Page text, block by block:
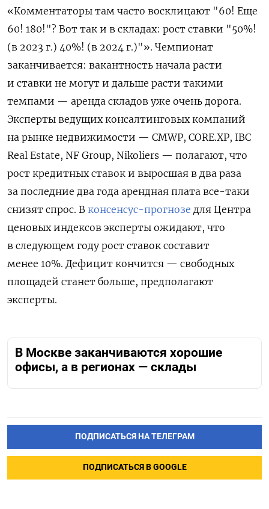
«Комментаторы там часто восклицают "60! Еще
60! 180!"? Вот так и в складах: рост ставки "50%!
(в 2023 г.) 40%! (в 2024 г.)"». Чемпионат
заканчивается: вакантность начала расти
и ставки не могут и дальше расти такими
темпами — аренда складов уже очень дорога.
Эксперты ведущих консалтинговых компаний
на рынке недвижимости — CMWP, CORE.XP, IBC
Real Estate, NF Group, Nikoliers — полагают, что
рост кредитных ставок и выросшая в два раза
за последние два года арендная плата все-таки
снизят спрос. В консенсус-прогнозе для Центра
ценовых индексов эксперты ожидают, что
в следующем году рост ставок составит
менее 10%. Дефицит кончится — свободных
площадей станет больше, предполагают
эксперты.
В Москве заканчиваются хорошие
офисы, а в регионах — склады
ПОДПИСАТЬСЯ НА ТЕЛЕГРАМ
ПОДПИСАТЬСЯ В GOOGLE